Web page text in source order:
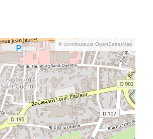
© contributeurs OpenStreetMap